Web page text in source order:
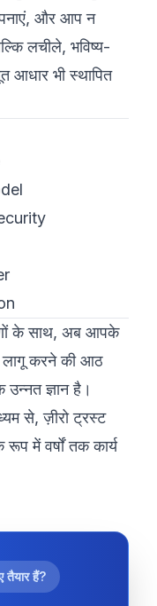
और आप न
लचीले, भविष्य-
आधार भी स्थापित
के साथ, अब आपके
लागू करने की आठ
ज्ञान है।
से, ज़ीरो ट्रस्ट
में वर्षों तक कार्य
तैयार हैं?